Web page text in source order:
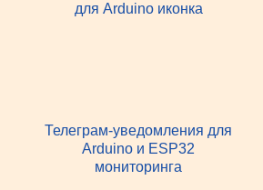
Телеграм-уведомления для
Arduino и ESP32
мониторинга